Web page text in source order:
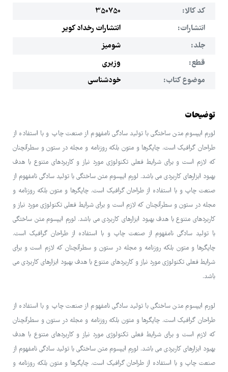
کد کالا:
350750
انتشارات:
انتشارات رخداد کویر
جلد:
شومیز
قطع:
وزیری
موضوع کتاب:
خودشناسی
توضیحات
لورم ایپسوم متن ساختگی با تولید سادگی نامفهوم از صنعت چاپ و با استفاده از
طراحان گرافیک است. چاپگرها و متون بلکه روزنامه و مجله در ستون و سطرآنچنان
که لازم است و برای شرایط فعلی تکنولوژی مورد نیاز و کاربردهای متنوع با هدف
بهبود ابزارهای کاربردی می باشد. لورم ایپسوم متن ساختگی با تولید سادگی نامفهوم از
صنعت چاپ و با استفاده از طراحان گرافیک است. چاپگرها و متون بلکه روزنامه و
مجله در ستون و سطرآنچنان که لازم است و برای شرایط فعلی تکنولوژی مورد نیاز و
کاربردهای متنوع با هدف بهبود ابزارهای کاربردی می باشد. لورم ایپسوم متن ساختگی
با تولید سادگی نامفهوم از صنعت چاپ و با استفاده از طراحان گرافیک است.
چاپگرها و متون بلکه روزنامه و مجله در ستون و سطرآنچنان که لازم است و برای
شرایط فعلی تکنولوژی مورد نیاز و کاربردهای متنوع با هدف بهبود ابزارهای کاربردی می
باشد.
لورم ایپسوم متن ساختگی با تولید سادگی نامفهوم از صنعت چاپ و با استفاده از
طراحان گرافیک است. چاپگرها و متون بلکه روزنامه و مجله در ستون و سطرآنچنان
که لازم است و برای شرایط فعلی تکنولوژی مورد نیاز و کاربردهای متنوع با هدف
بهبود ابزارهای کاربردی می باشد. لورم ایپسوم متن ساختگی با تولید سادگی نامفهوم از
صنعت چاپ و با استفاده از طراحان گرافیک است. چاپگرها و متون بلکه روزنامه و